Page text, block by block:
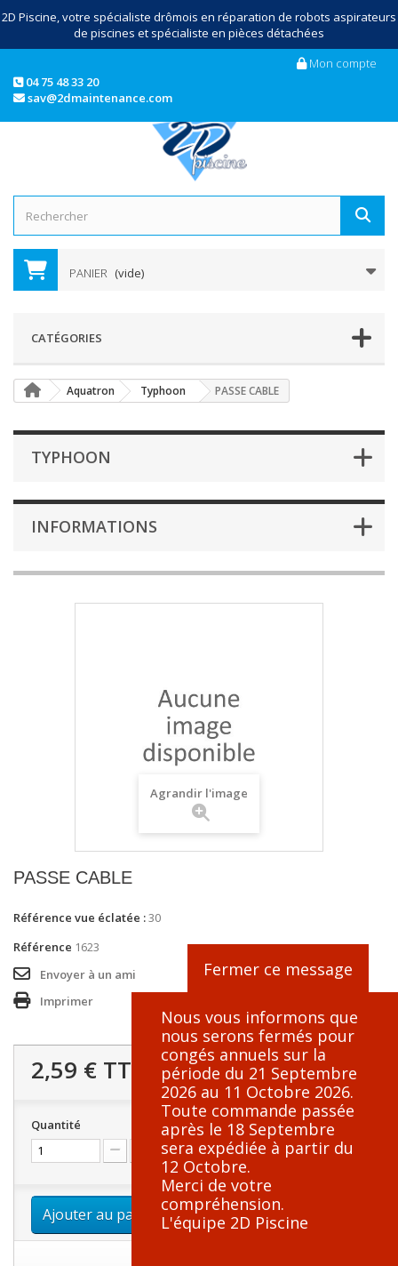
2D Piscine, votre spécialiste drômois en réparation de robots aspirateurs
de piscines et spécialiste en pièces détachées
Mon compte
04 75 48 33 20
sav@2dmaintenance.com
PANIER (vide)
CATÉGORIES
Aquatron Typhoon PASSE CABLE
TYPHOON
INFORMATIONS
Agrandir l'image
PASSE CABLE
Référence vue éclatée :30
Référence 1623
Envoyer à un ami
Imprimer
2,59 € TTC
Quantité
Ajouter au panier
Nous vous informons que
nous serons fermés pour
congés annuels sur la
période du 21 Septembre
2026 au 11 Octobre 2026.
Toute commande passée
après le 18 Septembre
sera expédiée à partir du
12 Octobre.
Merci de votre
compréhension.
L'équipe 2D Piscine
Fermer ce message